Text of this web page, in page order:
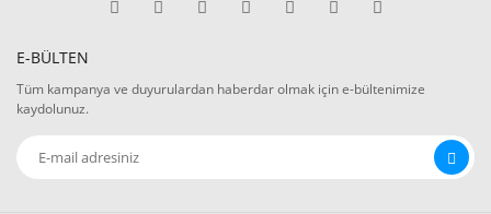
E-BÜLTEN
Tüm kampanya ve duyurulardan haberdar olmak için e-bültenimize
kaydolunuz.